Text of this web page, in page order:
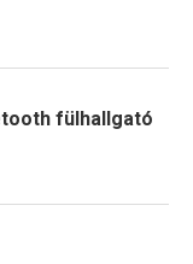
fülhallgató